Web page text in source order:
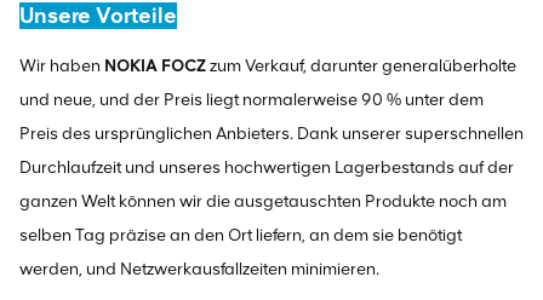
Unsere Vorteile
Wir haben NOKIA FOCZzum Verkauf, darunter generalüberholte
und neue, und der Preis liegt normalerweise 90 % unter dem
Preis des ursprünglichen Anbieters. Dank unserer superschnellen
Durchlaufzeit und unseres hochwertigen Lagerbestands auf der
ganzen Welt können wir die ausgetauschten Produkte noch am
selben Tag präzise an den Ort liefern, an dem sie benötigt
werden, und Netzwerkausfallzeiten minimieren.